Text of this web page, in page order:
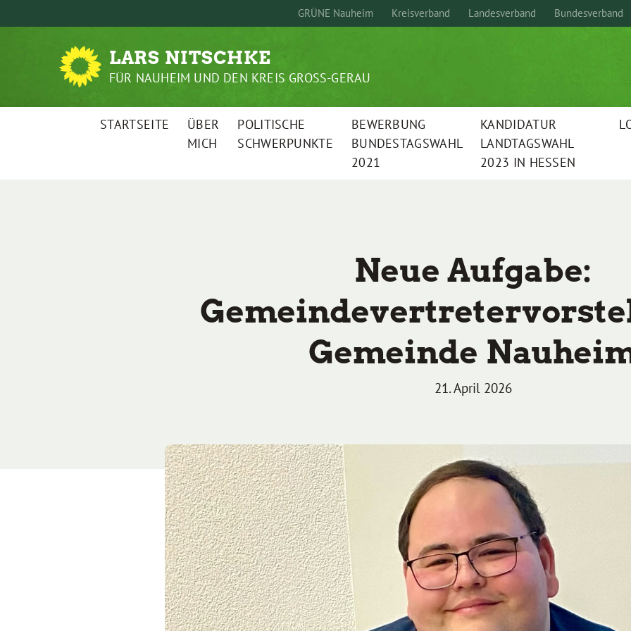
zum
GRÜNE Nauheim Kreisverband Landesverband Bundesverband
LARS NITSCHKE
FÜR NAUHEIM UND DEN KREIS GROSS-GERAU
STARTSEITE
ÜBER
MICH
POLITISCHE
SCHWERPUNKTE
BEWERBUNG
BUNDESTAGSWAHL
2021
KANDIDATUR
LANDTAGSWAHL
2023 IN HESSEN
Neue Aufgabe:
Gemeinde
21. April 2026